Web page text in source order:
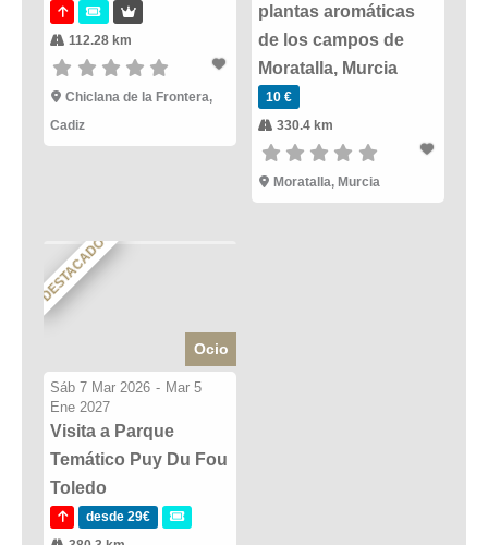
112.28 km
Chiclana de la Frontera,
Cadiz
plantas aromáticas
de los campos de
Moratalla, Murcia
10 €
330.4 km
Moratalla, Murcia
DESTACADO
Ocio
Sáb 7 Mar 2026 - Mar 5
Ene 2027
Visita a Parque
Temático Puy Du Fou
Toledo
desde 29€